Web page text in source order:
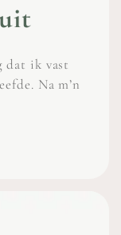
dat ik vast
Na m’n